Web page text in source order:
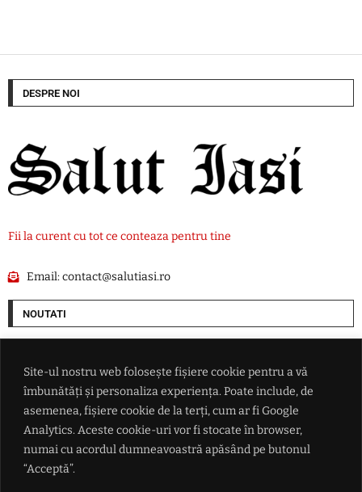
Site-ul nostru web folosește fișiere cookie pentru a vă
îmbunătăți și personaliza experiența. Poate include, de
asemenea, fișiere cookie de la terți, cum ar fi Google
Analytics. Aceste cookie-uri vor fi stocate în browser,
numai cu acordul dumneavoastră apăsând pe butonul
“Acceptă”.
DESPRE NOI
Fii la curent cu tot ce conteaza pentru tine
Email:contact@salutiasi.ro
NOUTATI
față de blocul de centru-dreapta al lui Friedrich Merz
Donald Trump dă primul semnal despre succesorul său la Casa Albă:
'Trebuie să îl alegem pe J.D. Vance'
Real Madrid a anunțat oficial transferul lui Yan Diomande